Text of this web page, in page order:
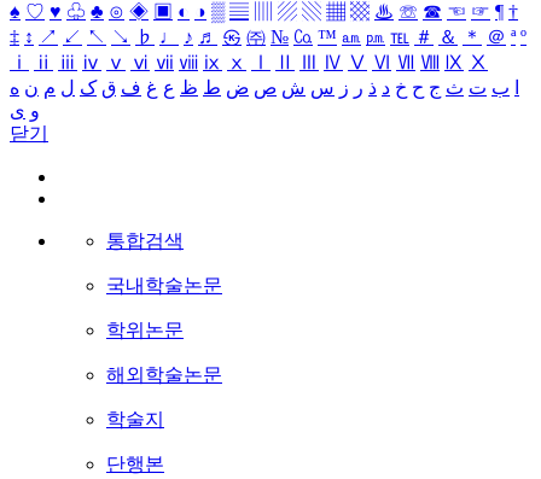
♠ ♡ ♥ ♧ ♣ ⊙ ◈ ▣ ◐ ◑ ▒ ▤ ▨ ▧ ▦ ▩ ♨ ☏ ☎ ☜ ☞ ¶ †
‡ ↕ ↗ ↙ ↖ ↘ ♭ ♩ ♪ ♬ ㉿ ㈜ № ㏇ ™ ㏂ ㏘ ℡ ＃ ＆ ＊ ＠ ª º
ⅰ
ⅱ ⅲ ⅳ ⅴ ⅵ ⅶ ⅷ ⅸ ⅹ Ⅳ Ⅴ Ⅵ Ⅶ Ⅷ Ⅸ Ⅹ
ب ت ث ج ح خ د ذ ر ز س ش ص ض ط ظ ع غ ف ق ک ل م ن ه
و ی
닫기
통합검색
국내학술논문
학위논문
해외학술논문
학술지
단행본